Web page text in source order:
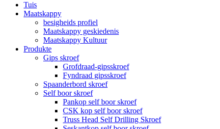
Tuis
Maatskappy
besigheids profiel
Maatskappy geskiedenis
Maatskappy Kultuur
Produkte
Gips skroef
Grofdraad-gipsskroef
Fyndraad gipsskroef
Spaanderbord skroef
Self boor skroef
Pankop self boor skroef
CSK kop self boor skroef
Truss Head Self Drilling Skroef